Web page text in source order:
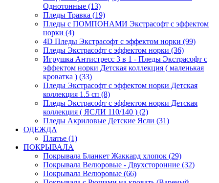
Однотонные (13)
Пледы Травка (19)
Пледы с ПОМПОНАМИ Экстрасофт с эффектом
норки (4)
4D Пледы Экстрасофт с эффектом норки (99)
Пледы Экстрасофт с эффектом норки (36)
Игрушка Антистресс 3 в 1 - Пледы Экстрасофт с
эффектом норки Детская коллекция ( маленькая
кроватка ) (33)
Пледы Экстрасофт с эффектом норки Детская
коллекция 1.5 сп (8)
Пледы Экстрасофт с эффектом норки Детская
коллекция ( ЯСЛИ 110/140 ) (2)
Пледы Акриловые Детские Ясли (31)
ОДЕЖДА
Платье (1)
ПОКРЫВАЛА
Покрывала Бланкет Жаккард хлопок (29)
Покрывала Велюровые - Двухсторонние (32)
Покрывала Велюровые (66)